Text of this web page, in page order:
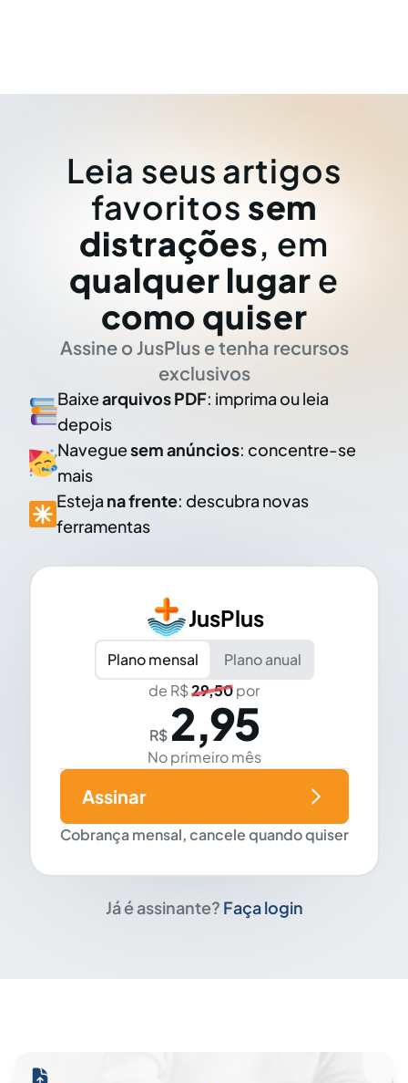
Leia seus artigos
favoritos sem
distrações, em
qualquer lugar e
como quiser
Assine o JusPlus e tenha recursos
exclusivos
Baixearquivos PDF: imprima ou leia
depois
Naveguesem anúncios: concentre-se
mais
Esteja na frente: descubra novas
ferramentas
JusPlus
Plano mensal
Plano anual
de R$29,50por
R$ 2,95
No primeiro mês
Cobrança mensal, cancele quando quiser
Assinar
Já é assinante? Faça login